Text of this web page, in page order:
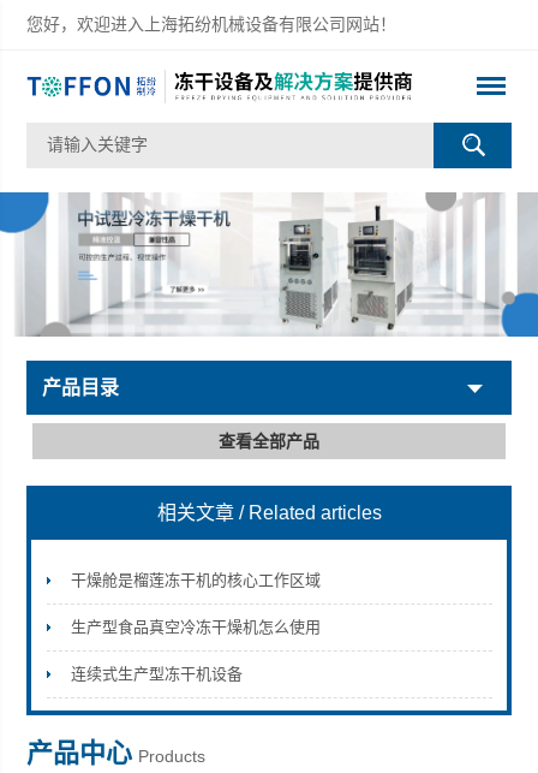
您好，欢迎进入上海拓纷机械设备有限公司网站！
上海拓纷机械设备有限公司
产品目录
查看全部产品
相关文章 / Related articles
干燥舱是榴莲冻干机的核心工作区域
生产型食品真空冷冻干燥机怎么使用
连续式生产型冻干机设备
产品中心 Products